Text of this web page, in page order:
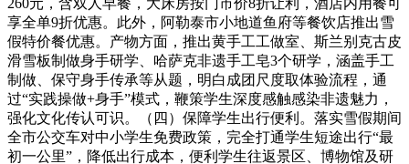
260元，含双人早餐，大床房按门市价8折让利，酒店内用餐可
享全单9折优惠。此外，阿勒泰市小地道鱼府等餐饮店推出雪
假特价餐优惠。产物方面，推出黄手工工做室、斯兰别克古皮
滑雪板制做身手研学、哈萨克非遗手工皂3个研学，涵盖手工
制做、保守身手传承等从题，明白成团尺度取体验流程，通
过“实践操做+身手”模式，鞭策学生深度感触感染非遗魅力，
强化文化传认可识。（四）保障学生出行便利。落实雪假期间
全市公交车对中小学生免费政策，完全打通学生短途出行“最
初一公里”，降低出行成本，便利学生往返景区、博物馆及研